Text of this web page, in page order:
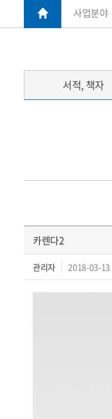
사업분야
서적, 책자
카렌다2
관리자 2018-03-13